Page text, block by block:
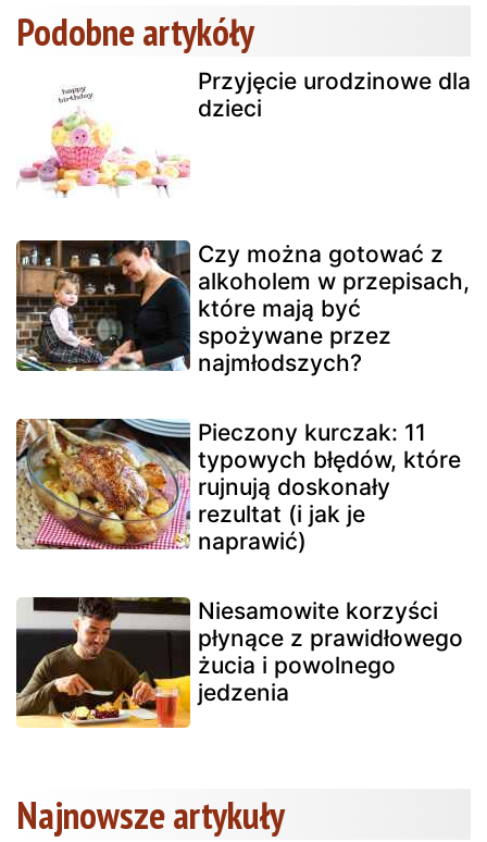
Podobne artykóły
Przyjęcie urodzinowe dla
dzieci
Czy można gotować z
alkoholem w przepisach,
które mają być
spożywane przez
najmłodszych?
Pieczony kurczak: 11
typowych błędów, które
rujnują doskonały
rezultat (i jak je
naprawić)
Niesamowite korzyści
płynące z prawidłowego
żucia i powolnego
jedzenia
Najnowsze artykuły